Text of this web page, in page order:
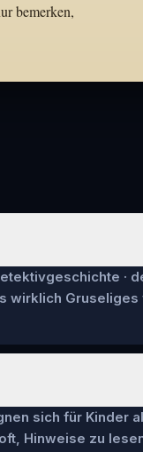
bemerken,
·
wirklich Gruseliges
sich für Kinder
Hinweise zu